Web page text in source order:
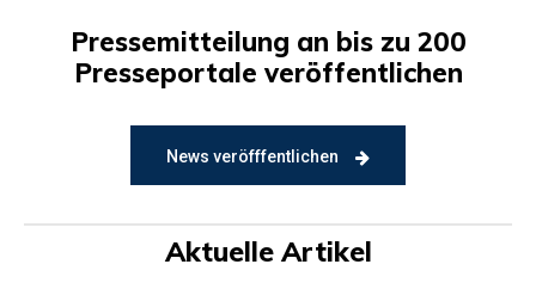
Pressemitteilung an bis zu 200
Presseportale veröffentlichen
News veröfffentlichen
Aktuelle Artikel